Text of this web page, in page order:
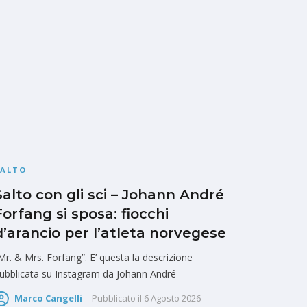
con gli sci – Johann André
si sposa: fiocchi
per l’atleta norvegese
& Mrs. Forfang”. E’ questa la descrizione
su Instagram da Johann André
Marco Cangelli Pubblicato il 6 Agosto 2026